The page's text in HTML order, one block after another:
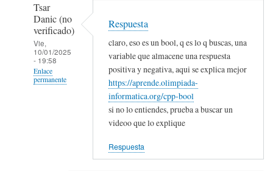
Tsar
Danic (no
verificado)
Vie,
10/01/2025
- 19:58
Enlace
permanente
Respuesta
claro, eso es un bool, q es lo q buscas, una
variable que almacene una respuesta
positiva y negativa, aqui se explica mejor
https://aprende.olimpiada-
informatica.org/cpp-bool
si no lo entiendes, prueba a buscar un
videoo que lo explique
Respuesta